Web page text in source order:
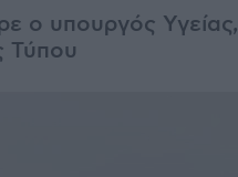
ο υπουργός Υγείας,
Τύπου